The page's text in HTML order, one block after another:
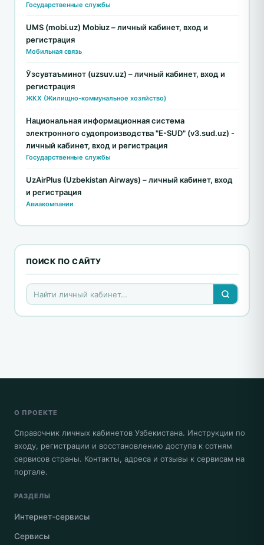
Государственные службы
UMS (mobi.uz) Mobiuz – личный кабинет, вход и
регистрация
Мобильная связь
Ўзсувтаъминот (uzsuv.uz) – личный кабинет, вход и
регистрация
ЖКХ (Жилищно-коммунальное хозяйство)
Национальная информационная система
электронного судопроизводства "E-SUD" (v3.sud.uz) -
личный кабинет, вход и регистрация
Государственные службы
UzAirPlus (Uzbekistan Airways) – личный кабинет, вход
и регистрация
Авиакомпании
ПОИСК ПО САЙТУ
О ПРОЕКТЕ
Справочник личных кабинетов Узбекистана. Инструкции по
входу, регистрации и восстановлению доступа к сотням
сервисов страны. Контакты, адреса и отзывы к сервисам на
портале.
РАЗДЕЛЫ
Интернет-сервисы
Сервисы